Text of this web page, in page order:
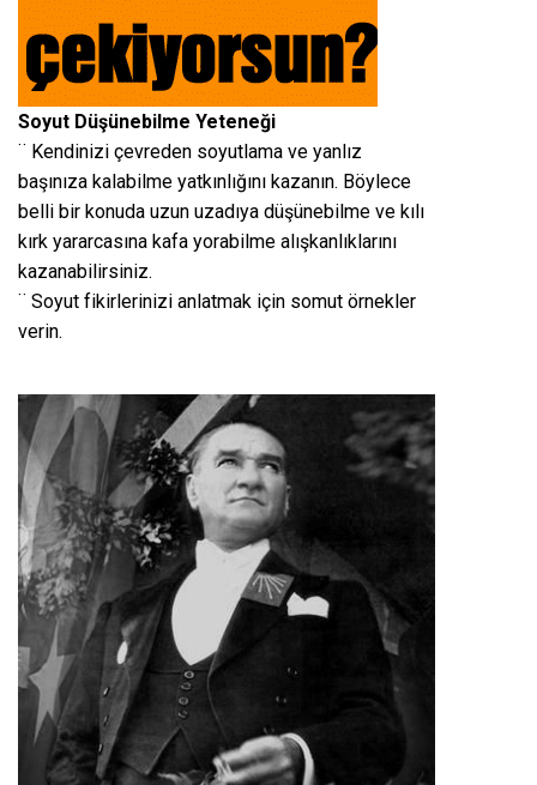
Soyut Düşünebilme Yeteneği
¨ Kendinizi çevreden soyutlama ve yanlız
başınıza kalabilme yatkınlığını kazanın. Böylece
belli bir konuda uzun uzadıya düşünebilme ve kılı
kırk yararcasına kafa yorabilme alışkanlıklarını
kazanabilirsiniz.
¨ Soyut fikirlerinizi anlatmak için somut örnekler
verin.